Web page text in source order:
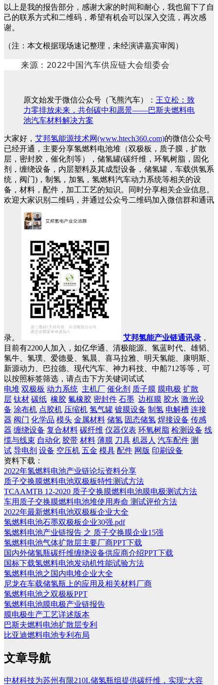
以上是我的报告部分，感谢大家的时间和耐心，我也留下了自
己的联系方式和二维码，希望有机会可以深入交流，再次感
谢。
（注：本文根据现场速记整理，未经演讲嘉宾审阅）
来源：2022中国汽车供应链大会组委会
原文始发于微信公众号（飞熊汽车）： 王立松：致
力零排放未来，共创碳中和愿景——巴斯夫燃料电
池汽车材料解决方案
大家好， 艾邦氢能源技术网(www.htech360.com)的微信公众号
已经开通，主要分享氢燃料电池堆（双极板，质子膜，扩散
层，密封胶，催化剂等），储氢罐(碳纤维，环氧树脂，固化
剂，缠绕设备，内层塑料及其成型设备，储氢罐，车载供氢系
统，阀门)，制氢，加氢，氢燃料汽车动力系统等相关的设
备，材料，配件，加工工艺的知识。同时分享相关企业信息。
欢迎大家识别二维码，并通过公众号二维码加入微信群和通讯
录。 艾邦氢能产业链通讯录 ，
目前有2200人加入，如亿华通、清极能源、氢蓝时代、雄韬、
氢牛、氢璞、爱德曼、氢晨、喜马拉雅、明天氢能、康明斯、
新源动力、巴拉德、现代汽车、神力科技、中船712等等，可
以按照标签筛选，请点击下方关键词试试
电堆 双极板 动力系统 主机厂 催化剂 质子膜 膜电极 扩散
层 钛材 碳纸 橡胶 氟橡胶 密封件 石墨 边框膜 胶水 激光设
备 涂布机 点胶机 压缩机 氢气罐 镀膜设备 制氢 电解槽 连接
器 阀门 化学品 模头 金属材料 储氢 固态储氢 焊接设备 传感
器 缠绕设备 复合材料 碳纤维 仪器仪表 环氧树脂 检测设备 线
缆与线束 自动化 胶带 材料 薄膜 刀具 机器人 汽车配件 测
试 导电剂 设备 空压机 五金 模具 配件 网版 印刷设备
资料下载：
2022年氢燃料电池产业链论坛资料分享
质子交换膜燃料电池双极板特性测试方法
TCAAMTB 12-2020 质子交换膜燃料电池膜电极测试方法
车用质子交换膜燃料电池堆使用寿命 测试评价方法
2022年最新燃料电池双极板企业大全
氢燃料电池石墨双极板企业30强.pdf
氢燃料电池产业链报告 之 质子交换膜企业15强
氢燃料电池气体扩散层主要厂商PPT下载
国内外储氢瓶碳纤维缠绕设备供应商介绍PPT下载
国标下载氢燃料电池发动机性能试验方法
氢燃料电池之国内电堆企业大全
尼龙在车载储氢瓶上的应用及相关材料厂商
氢燃料电池之双极板PPT
氢燃料电池膜电极产业链报告
膜电极生产工艺详述版本
巴斯夫燃料电池扩散层专利
比亚迪燃料电池专利布局
文章导航
中材科技为苏州有限210L储氢瓶组提供碳纤维，实现“大容